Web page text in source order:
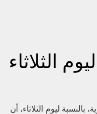
الثلاثاء
بالنسبة ليوم الثلاثاء، أن